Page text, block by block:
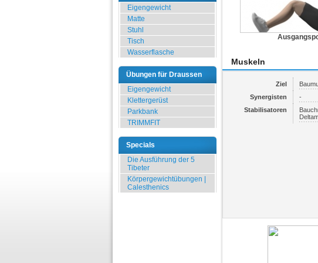
Eigengewicht
Matte
Stuhl
Tisch
Wasserflasche
Übungen für Draussen
Eigengewicht
Klettergerüst
Parkbank
TRIMMFIT
Specials
Die Ausführung der 5
Tibeter
Körpergewichtübungen |
Calesthenics
Muskeln
Ziel
Synergisten
-
Stabilisatoren